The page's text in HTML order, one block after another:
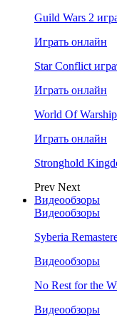
Guild Wars 2
Играть онлайн
Star Conflict
Играть онлайн
World Of
Играть онлайн
Stronghold
Prev Next
Видеообзоры
Видеообзоры
Syberia
Видеообзоры
No Rest for the
Видеообзоры